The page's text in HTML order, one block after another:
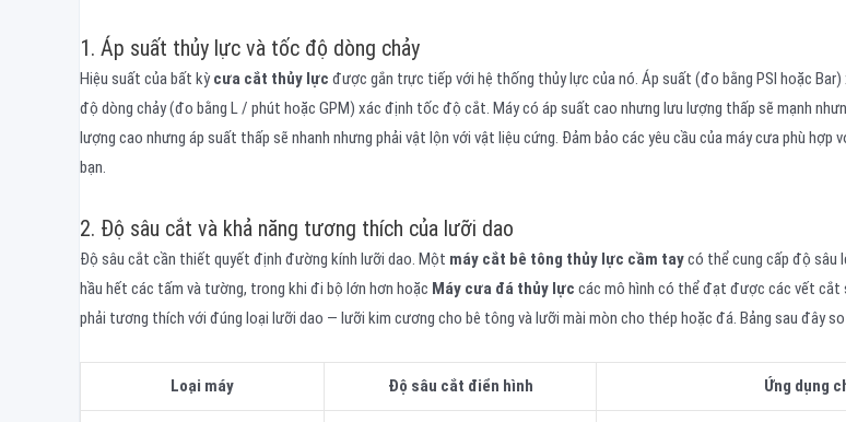
1. Áp suất thủy lực và tốc độ dòng chảy
Hiệu suất của bất kỳcưa cắt thủy lực được gắn trực tiếp với hệ thống thủy lực của nó. Áp suất (đo bằng PSI hoặc
độ dòng chảy (đo bằng L / phút hoặc GPM) xác định tốc độ cắt. Máy có áp suất cao nhưng lưu lượng thấp sẽ mạnh
lượng cao nhưng áp suất thấp sẽ nhanh nhưng phải vật lộn với vật liệu cứng. Đảm bảo các yêu cầu của máy cưa phù hợp
bạn.
2. Độ sâu cắt và khả năng tương thích của lưỡi dao
Độ sâu cắt cần thiết quyết định đường kính lưỡi dao. Một máy cắt bê tông thủy lực cầm taycó thể cung cấp độ sâu
hầu hết các tấm và tường, trong khi đi bộ lớn hơn hoặc Máy cưa đá thủy lực các mô hình có thể đạt được các vết cắt
phải tương thích với đúng loại lưỡi dao — lưỡi kim cương cho bê tông và lưỡi mài mòn cho thép hoặc đá. Bảng sau đây so
Loại máy Độ sâu cắt điển hình Ứng dụng